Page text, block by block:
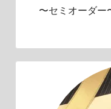
〜セミオーダー